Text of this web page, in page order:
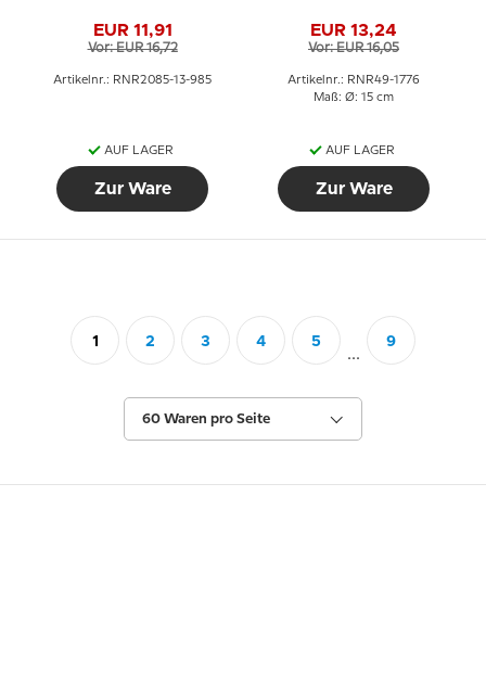
EUR 11,91
Vor: EUR 16,72
Artikelnr.: RNR2085-13-985
AUF LAGER
Zur Ware
EUR 13,24
Vor: EUR 16,05
Artikelnr.: RNR49-1776
Maß: Ø: 15 cm
AUF LAGER
Zur Ware
1 2 3 4 5
...
9
60 Waren pro Seite